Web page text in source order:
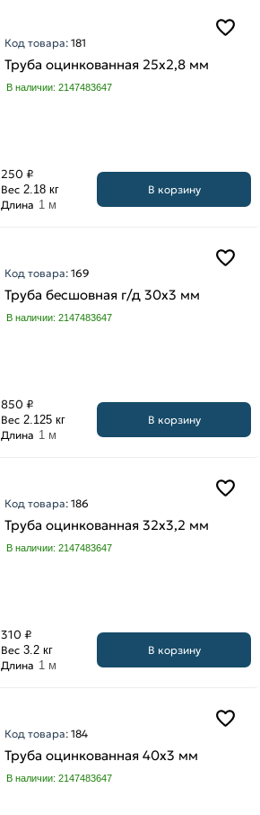
Код товара:181
Труба оцинкованная 25х2,8 мм
В наличии: 2147483647
250 ₽
Вес 2.18 кг
Длина 1 м
В корзину
Код товара:169
Труба бесшовная г/д 30х3 мм
В наличии: 2147483647
850 ₽
Вес 2.125 кг
Длина 1 м
В корзину
Код товара:186
Труба оцинкованная 32х3,2 мм
В наличии: 2147483647
310 ₽
Вес 3.2 кг
Длина 1 м
В корзину
Код товара:184
Труба оцинкованная 40х3 мм
В наличии: 2147483647